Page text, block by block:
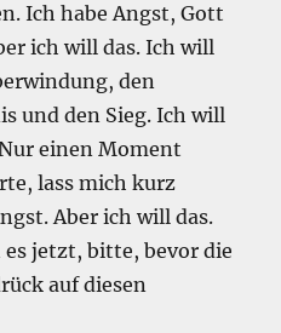
Ich habe Angst, Gott
ich will das. Ich will
den
und den Sieg. Ich will
einen Moment
lass mich kurz
Aber ich will das.
jetzt, bitte, bevor die
auf diesen